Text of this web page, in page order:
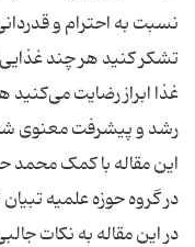
نسبت به احترام و
تشکر کنید هر چند
غذا ابراز رضایت
این مقاله با کمک محمد
در این مقاله به نکات